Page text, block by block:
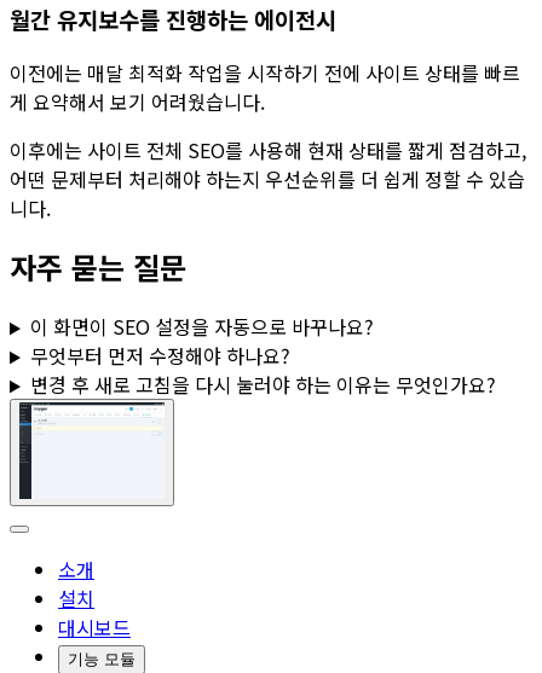
월간 유지보수를 진행하는 에이전시
이전에는 매달 최적화 작업을 시작하기 전에 사이트 상태를 빠르
게 요약해서 보기 어려웠습니다.
이후에는 사이트 전체 SEO를 사용해 현재 상태를 짧게 점검하고,
어떤 문제부터 처리해야 하는지 우선순위를 더 쉽게 정할 수 있습
니다.
자주 묻는 질문
이 화면이 SEO 설정을 자동으로 바꾸나요?
무엇부터 먼저 수정해야 하나요?
변경 후 새로 고침을 다시 눌러야 하는 이유는 무엇인가요?
소개
설치
대시보드
기능 모듈